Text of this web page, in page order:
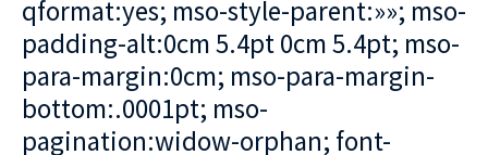
qformat:yes; mso-style-parent:»»; mso-
padding-alt:0cm 5.4pt 0cm 5.4pt; mso-
para-margin:0cm; mso-para-margin-
bottom:.0001pt; mso-
pagination:widow-orphan; font-